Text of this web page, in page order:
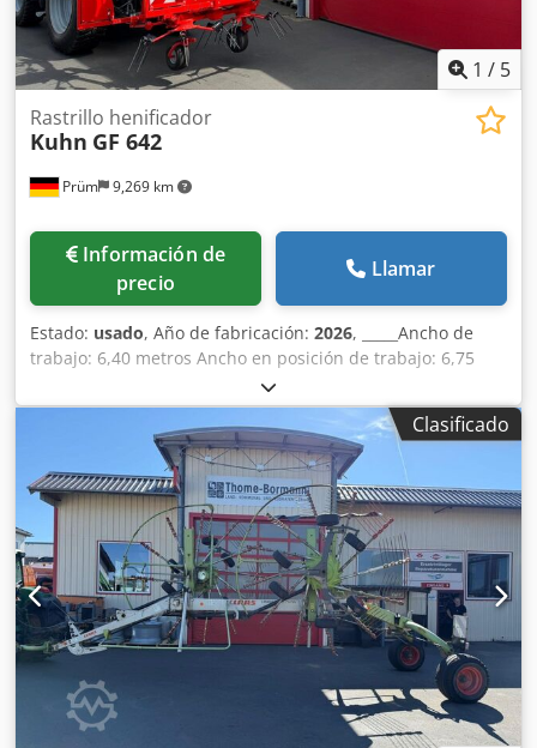
1 / 5
Prüm 9,269 km
Rastrillo henificador
Kuhn GF 642
Información de
precio
Llamar
Estado: usado, Año de fabricación: 2026, _____Ancho de
trabajo: 6,40 metros Ancho en posición de trabajo: 6,75
metros Número de rotores: 6 Número de brazos con púas
por rotor: 6 Ancho de transporte: 2,95 metros Altura de
transporte: 3,30 metros Ajuste en el borde del campo:
mediante la inclinación manual de las ruedas Deflector de
hierba sobre los brazos con púas Ajuste del ángulo de
dispersión: fijo Accionamiento de los rotores mediante
acoplamiento de dedos DIGIDRIVE, fabricado con acero
forjado y templado Velocidad de la toma de fuerza: 540
rpm Neumáticos de tipo "balón": 15x6.00-6 Rotor exterior
plegado hidráulicamente para el transporte Credpfx
Ahszdmt Ns Ief Enganche de tres puntos, categoría 2
Dispositivo de seguimiento con cabeza pivotante
Amortiguador de vibraciones mecánico 1 distribuidor
hidráulico de simple efecto Potencia requerida en la toma
de fuerza: 22 kW / 30 CV Peso: aprox. 850 kg Ubicación:
Clasificado